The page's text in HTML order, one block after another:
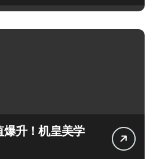
升！机皇美学